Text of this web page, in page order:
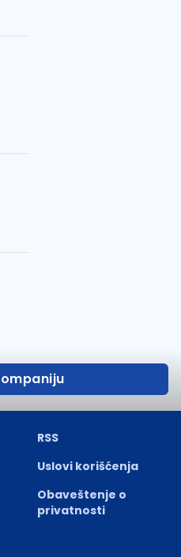
RSS
Uslovi korišćenja
Obaveštenje o
privatnosti